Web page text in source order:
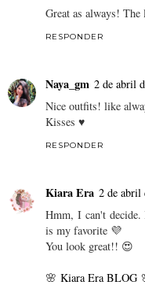
Great as always!
RESPONDER
Naya_gm 2 de abril
Nice outfits! like
Kisses ♥
RESPONDER
Kiara Era 2 de abril
Hmm, I can't
is my favorite 💜
You look great!! 😍
🌸 Kiara Era BLOG